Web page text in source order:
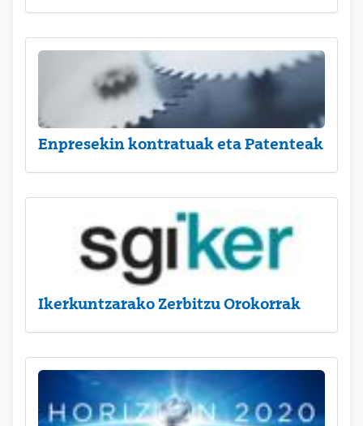
Enpresekin kontratuak eta Patenteak
Ikerkuntzarako Zerbitzu Orokorrak